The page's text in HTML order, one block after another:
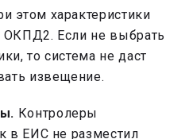
этом характеристики
ОКПД2. Если не выбрать
то система не даст
извещение.
Контролеры
в ЕИС не разместил